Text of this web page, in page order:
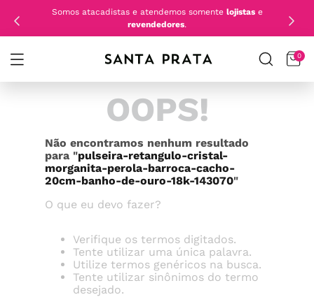
Somos atacadistas e atendemos somente lojistase
revendedores.
0
OOPS!
Não encontramos nenhum resultado
para "pulseira-retangulo-cristal-
morganita-perola-barroca-cacho-
20cm-banho-de-ouro-18k-143070"
O que eu devo fazer?
Verifique os termos digitados.
Tente utilizar uma única palavra.
Utilize termos genéricos na busca.
Tente utilizar sinônimos do termo
desejado.